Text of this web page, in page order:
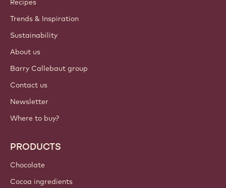
Recipes
Trends & Inspiration
Sustainability
About us
Barry Callebaut group
Contact us
Newsletter
Where to buy?
PRODUCTS
Chocolate
Cocoa ingredients